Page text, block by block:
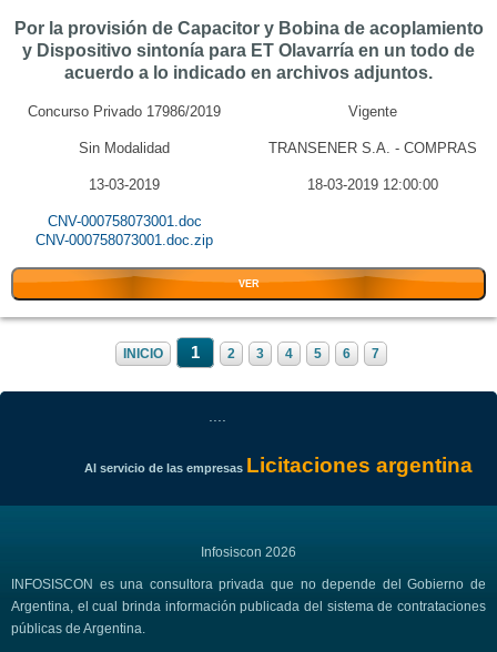
Por la provisión de Capacitor y Bobina de acoplamiento
y Dispositivo sintonía para ET Olavarría en un todo de
acuerdo a lo indicado en archivos adjuntos.
Concurso Privado 17986/2019 Vigente
Sin Modalidad TRANSENER S.A. - COMPRAS
13-03-2019 18-03-2019 12:00:00
CNV-000758073001.doc
CNV-000758073001.doc.zip
VER
INICIO 1 2 3 4 5 6 7
Al servicio de las empresas Licitaciones argentina
Infosiscon 2026
INFOSISCON es una consultora privada que no depende del Gobierno de
Argentina, el cual brinda información publicada del sistema de contrataciones
públicas de Argentina.